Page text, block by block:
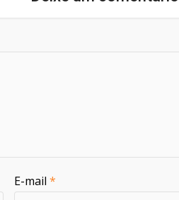
E-mail *